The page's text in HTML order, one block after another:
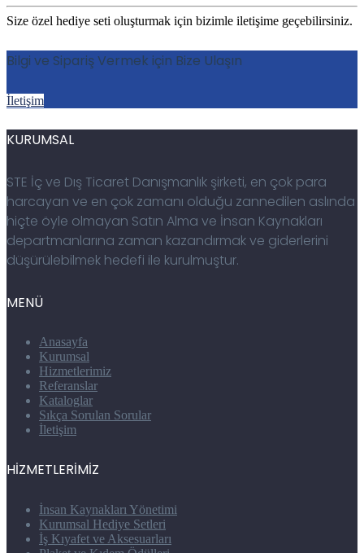
Size özel hediye seti oluşturmak için bizimle iletişime geçebilirsiniz.
Bilgi ve Sipariş Vermek için Bize Ulaşın
İletişim
KURUMSAL
STE İç ve Dış Ticaret Danışmanlık şirketi, en çok para
harcayan ve en çok zamanı olduğu zannedilen aslında
hiçte öyle olmayan Satın Alma ve İnsan Kaynakları
departmanlarına zaman kazandırmak ve giderlerini
düşürülebilmek hedefi ile kurulmuştur.
MENÜ
Anasayfa
Kurumsal
Hizmetlerimiz
Referanslar
Kataloglar
Sıkça Sorulan Sorular
İletişim
HİZMETLERİMİZ
İnsan Kaynakları Yönetimi
Kurumsal Hediye Setleri
İş Kıyafet ve Aksesuarları